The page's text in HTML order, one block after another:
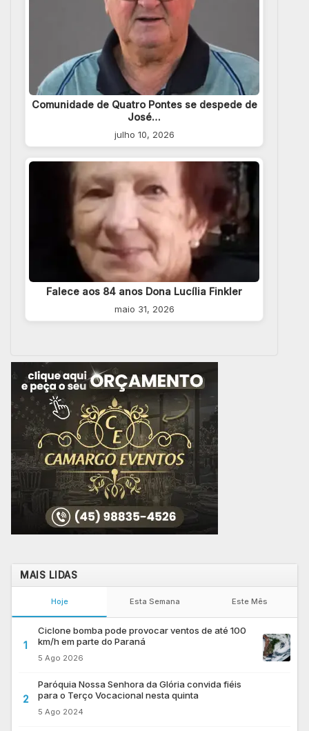
Comunidade de Quatro Pontes se despede de
José…
julho 10, 2026
Falece aos 84 anos Dona Lucília Finkler
maio 31, 2026
MAIS LIDAS
Hoje Esta Semana Este Mês
1
Ciclone bomba pode provocar ventos de até 100
km/h em parte do Paraná
5 Ago 2026
2
Paróquia Nossa Senhora da Glória convida fiéis
para o Terço Vocacional nesta quinta
5 Ago 2024